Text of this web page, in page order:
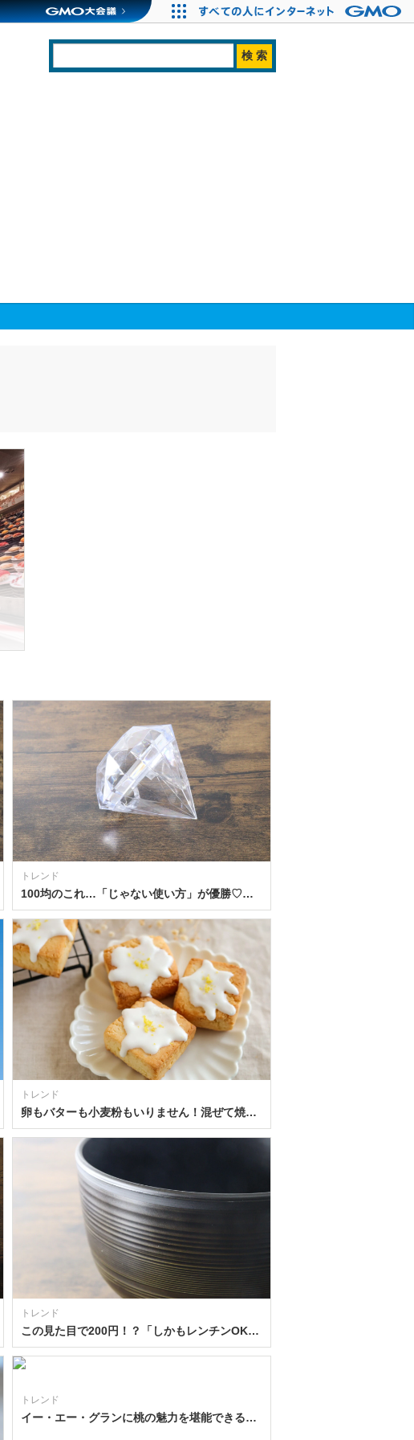
トレンド
100均のこれ…「じゃない使い方」が優勝♡推し活にも使える！高見え美容グッズの意外な活用法
トレンド
卵もバターも小麦粉もいりません！混ぜて焼くだけの簡単スイーツ♡レモンの米粉スコーンのレシピ
トレンド
この見た目で200円！？「しかもレンチンOKって…！」100均とは思えない日本製食器
トレンド
イー・エー・グランに桃の魅力を堪能できる期間限定ドリンクが登場